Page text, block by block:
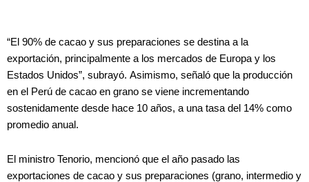
“El 90% de cacao y sus preparaciones se destina a la
exportación, principalmente a los mercados de Europa y los
Estados Unidos”, subrayó. Asimismo, señaló que la producción
en el Perú de cacao en grano se viene incrementando
sostenidamente desde hace 10 años, a una tasa del 14% como
promedio anual.
El ministro Tenorio, mencionó que el año pasado las
exportaciones de cacao y sus preparaciones (grano, intermedio y